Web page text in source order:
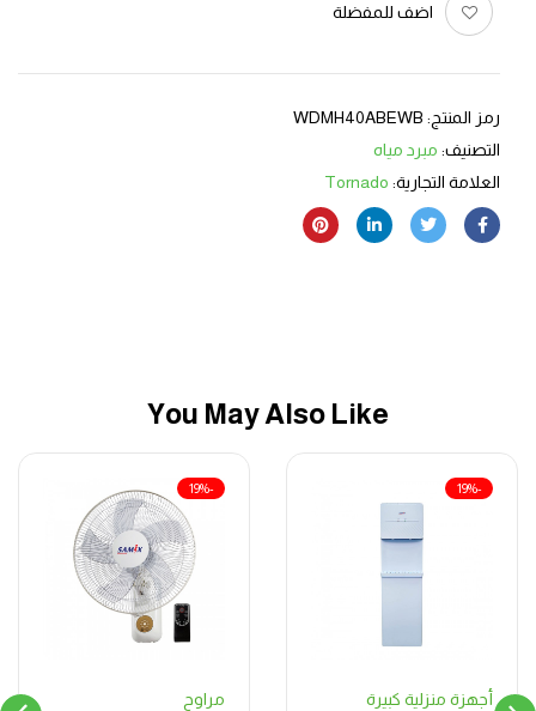
اضف للمفضلة
رمز المنتج: WDMH40ABEWB
التصنيف: مبرد مياه
العلامة التجارية: Tornado
You May Also Like
أجهزة منزلية كبيرة
-19%
مراوح
-19%